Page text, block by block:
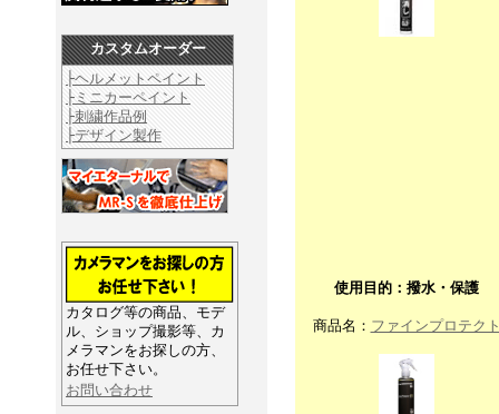
カスタムオーダー
├ヘルメットペイント
├ミニカーペイント
├刺繍作品例
├デザイン製作
カタログ等の商品、モデ
ル、ショップ撮影等、カ
メラマンをお探しの方、
お任せ下さい。
お問い合わせ
使用目的：撥水・保護
商品名： ファインプロテク